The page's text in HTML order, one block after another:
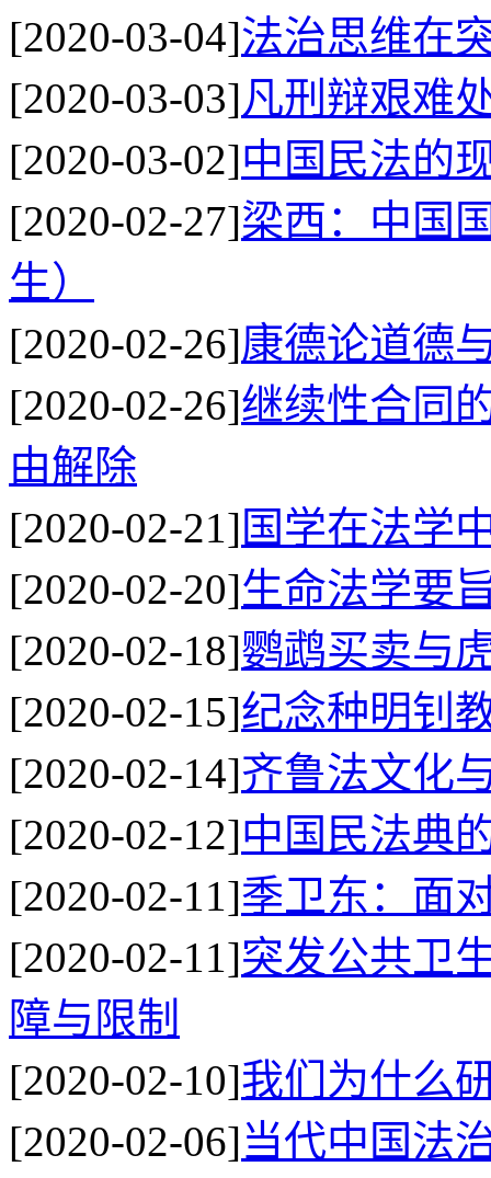
[2020-03-04]法治思维在
[2020-03-03]凡刑辩艰难
[2020-03-02]中国民法的
[2020-02-27]梁西：中国
生）
[2020-02-26]康德论道德
[2020-02-26]继续性合同
由解除
[2020-02-21]国学在法学
[2020-02-20]生命法学要
[2020-02-18]鹦鹉买卖与
[2020-02-15]纪念种明钊
[2020-02-14]齐鲁法文化
[2020-02-12]中国民法典
[2020-02-11]季卫东：面
[2020-02-11]突发公共卫
障与限制
[2020-02-10]我们为什么
[2020-02-06]当代中国法